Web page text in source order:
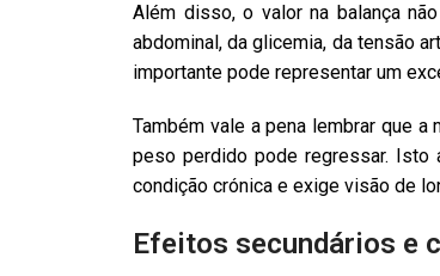
Além disso, o valor na balança
abdominal, da glicemia, da tensão
importante pode representar um
Também vale a pena lembrar que
peso perdido pode regressar. Isto
condição crónica e exige visão de
Efeitos secundários e